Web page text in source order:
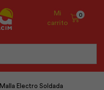
Mi
carrito
0
Malla Electro Soldada